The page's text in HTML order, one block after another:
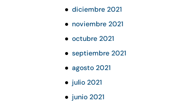
diciembre 2021
noviembre 2021
octubre 2021
septiembre 2021
agosto 2021
julio 2021
junio 2021